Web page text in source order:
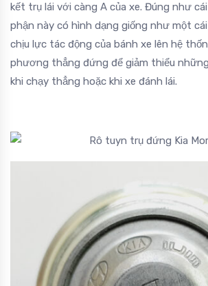
kết trụ lái với càng A của xe. Đúng như
phận này có hình dạng giống như một
chịu lực tác động của bánh xe lên hệ
phương thẳng đứng để giảm thiểu
khi chạy thẳng hoặc khi xe đánh lái.